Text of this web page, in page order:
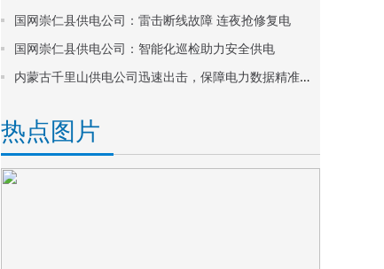
国网崇仁县供电公司：雷击断线故障 连夜抢修复电
国网崇仁县供电公司：智能化巡检助力安全供电
内蒙古千里山供电公司迅速出击，保障电力数据精准无误
热点图片